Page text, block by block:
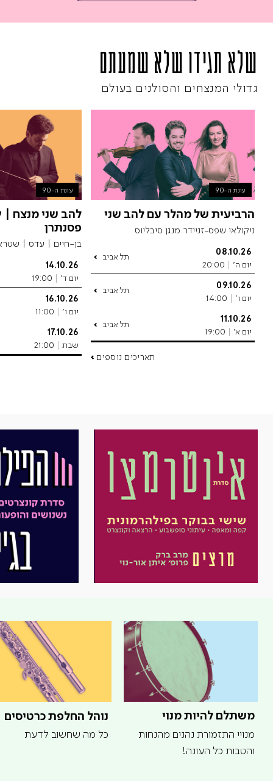
שלא תגידו שלא שמעתם
גדולי המנצחים והסולנים בעולם
עונת ה-90
הרביעית של מהלר עם להב שני
ניקולאי שפס-זניידר מנגן סיבליוס
08.10.26
יום ה' 20:00
תל אביב
09.10.26
יום ו' 14:00
תל אביב
11.10.26
יום א' 19:00
תל אביב
תאריכים נוספים
עונת ה-90
להב שני מנצח |
פסנתרן
בן-חיים | עדס |
14.10.26
יום ד' 19:00
16.10.26
יום ו' 11:00
17.10.26
שבת 21:00
משתלם להיות מנוי
מנויי התזמורת נהנים מהנחות
והטבות כל העונה!
נוהל החלפת כרטיסים
כל מה שחשוב לדעת